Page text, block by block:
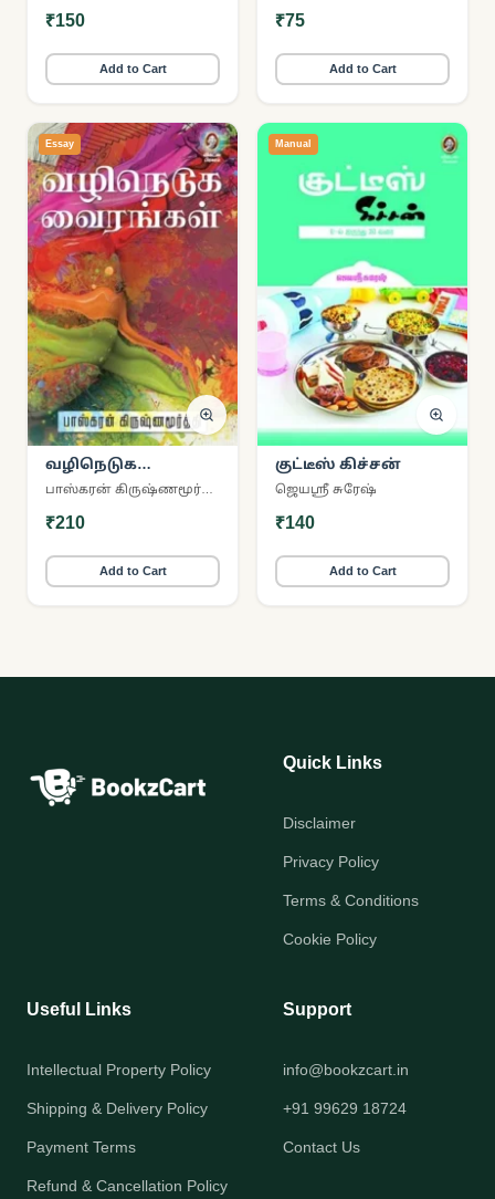
₹150
Add to Cart
₹75
Add to Cart
Essay
வழிநெடுக
வைரங்கள்
₹210
Add to Cart
Manual
குட்டீஸ் கிச்சன்
ஜெயஸ்ரீ சுரேஷ்
₹140
Add to Cart
Quick Links
Disclaimer
Privacy Policy
Terms & Conditions
Cookie Policy
Useful Links
Intellectual Property Policy
Shipping & Delivery Policy
Payment Terms
Refund & Cancellation Policy
Support
info@bookzcart.in
+91 99629 18724
Contact Us